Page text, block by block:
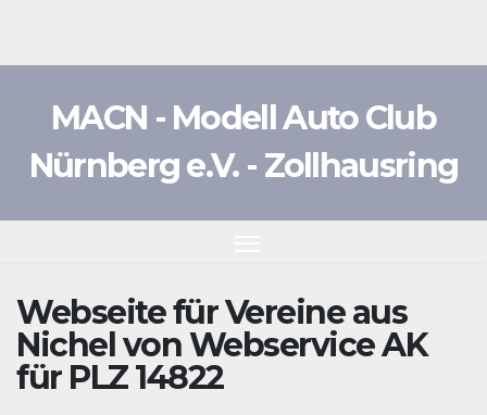
MACN - Modell Auto Club
Nürnberg e.V. - Zollhausring
Webseite für Vereine aus
Nichel von Webservice AK
für PLZ 14822